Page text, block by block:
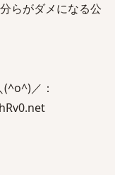
らがダメになる公
／：